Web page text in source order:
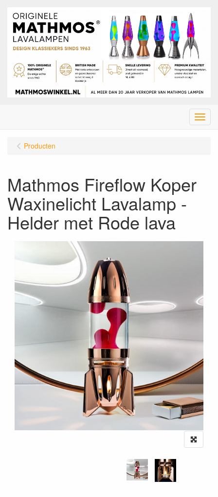
Menu
Producten
Mathmos Fireflow Koper
Waxinelicht Lavalamp -
Helder met Rode lava